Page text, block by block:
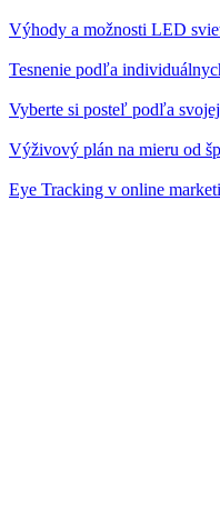
Výhody a možnosti LED
Tesnenie podľa
Vyberte si posteľ podľa
Výživový plán na mieru od
Eye Tracking v online